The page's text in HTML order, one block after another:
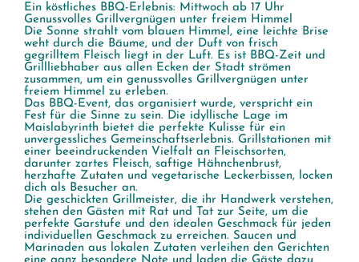
Ein köstliches BBQ-Erlebnis: Mittwoch ab 17 Uhr
Genussvolles Grillvergnügen unter freiem Himmel
Die Sonne strahlt vom blauen Himmel, eine leichte Brise
weht durch die Bäume, und der Duft von frisch
gegrilltem Fleisch liegt in der Luft. Es ist BBQ-Zeit und
Grillliebhaber aus allen Ecken der Stadt strömen
zusammen, um ein genussvolles Grillvergnügen unter
freiem Himmel zu erleben.
Das BBQ-Event, das organisiert wurde, verspricht ein
Fest für die Sinne zu sein. Die idyllische Lage im
Maislabyrinth bietet die perfekte Kulisse für ein
unvergessliches Gemeinschaftserlebnis. Grillstationen mit
einer beeindruckenden Vielfalt an Fleischsorten,
darunter zartes Fleisch, saftige Hähnchenbrust,
herzhafte Zutaten und vegetarische Leckerbissen, locken
dich als Besucher an.
Die geschickten Grillmeister, die ihr Handwerk verstehen,
stehen den Gästen mit Rat und Tat zur Seite, um die
perfekte Garstufe und den idealen Geschmack für jeden
individuellen Geschmack zu erreichen. Saucen und
Marinaden aus lokalen Zutaten verleihen den Gerichten